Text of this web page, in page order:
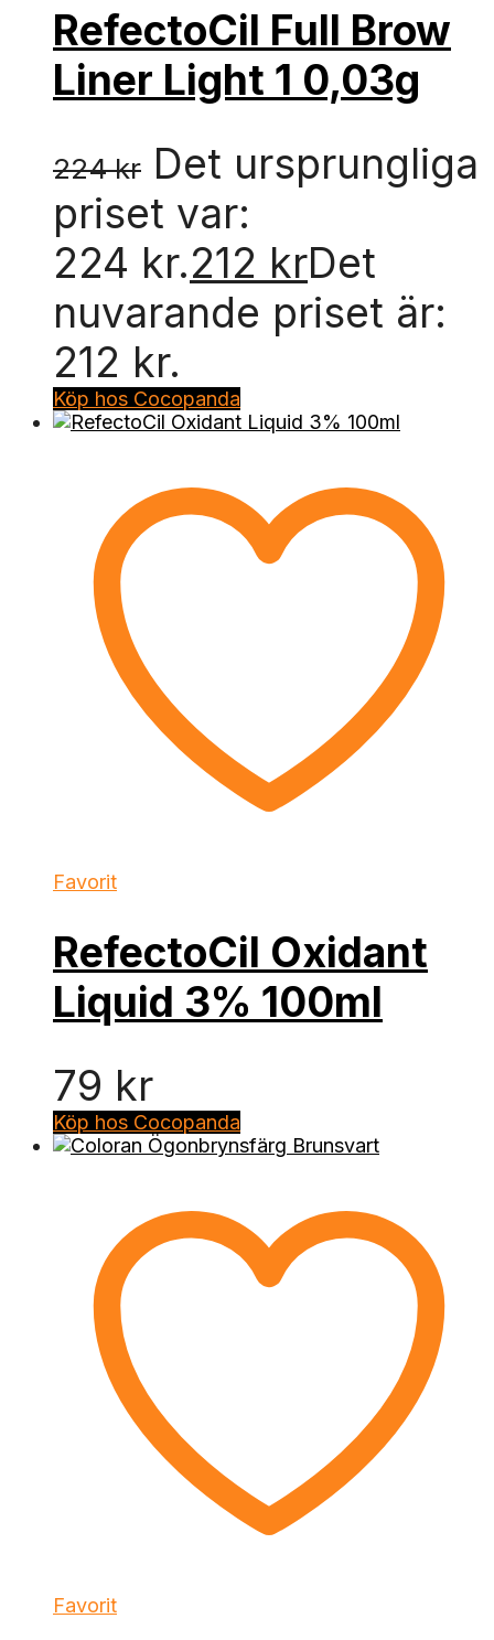
RefectoCil Full Brow
Liner Light 1 0,03g
224kr Det ursprungliga
priset var:
224 kr.212 krDet
nuvarande priset är:
212 kr.
Köp hos Cocopanda
Favorit
RefectoCil Oxidant
Liquid 3% 100ml
79 kr
Köp hos Cocopanda
Favorit